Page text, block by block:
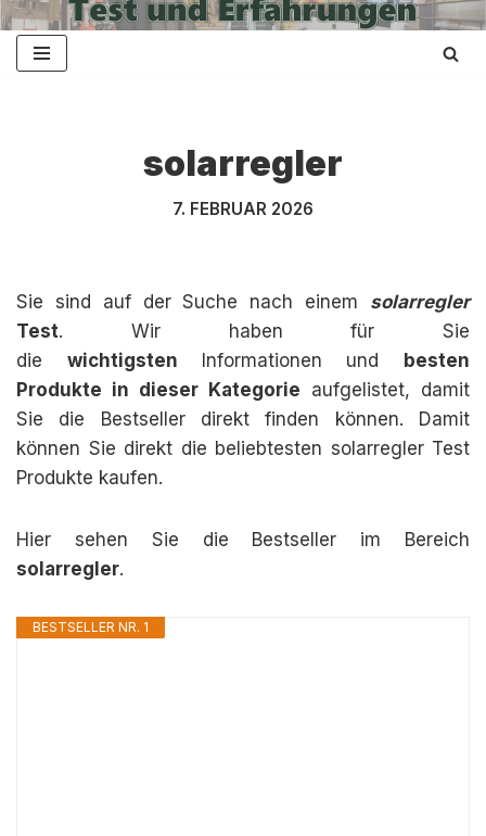
Zum
solarregler
7. FEBRUAR 2026
Sie sind auf der Suche nach einem solarregler
Test. Wir haben für Sie
die wichtigsten Informationen und
besten
Produkte in dieser Kategorie aufgelistet, damit
Sie die Bestseller direkt finden können. Damit
können Sie direkt die beliebtesten solarregler Test
Produkte kaufen.
Hier sehen Sie die Bestseller im Bereich
solarregler.
BESTSELLER NR. 1